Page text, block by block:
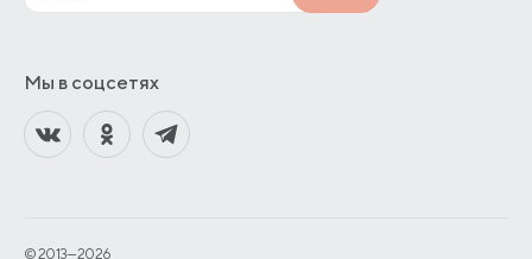
Мы в соцсетях
© 2013—2026